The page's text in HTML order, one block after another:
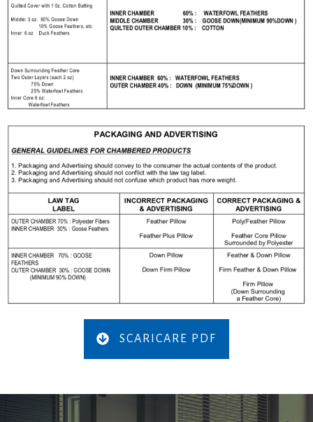
SCARICARE PDF